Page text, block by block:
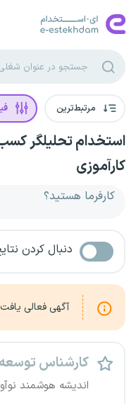
مرتبط‌ترین
استخدام تحلیلگر
کارآموزی
کارفرما هستید؟
دنبال کردن
آگهی فعالی
کارشناس
اندیشه هوشمند